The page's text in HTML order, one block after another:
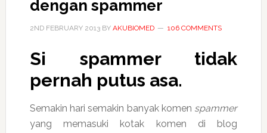
dengan spammer
2ND FEBRUARY 2013BY AKUBIOMED 106 COMMENTS
Si spammertidak
pernah putus asa.
Semakin hari semakin banyak komen spammer
yang memasuki kotak komen di blog